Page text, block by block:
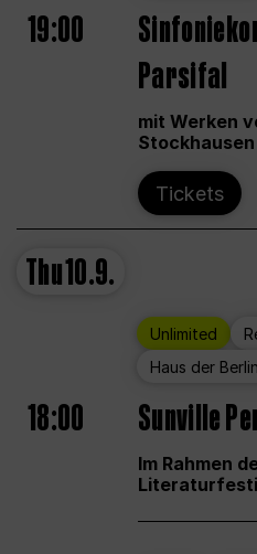
19:00
Parsifal
mit Werken
Tickets
Thu10.9.
Unlimited
Haus der
18:00 Sunville
Im Rahmen